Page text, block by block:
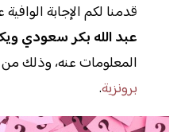
قدمنا لكم الإجابة
عبد الله بكر سعودي
المعلومات عنه، وذلك
برونزية.